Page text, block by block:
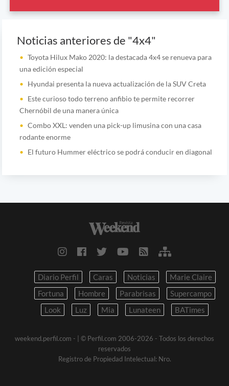
Noticias anteriores de "4x4"
Toyota Hilux Mako 2020: la destacada 4x4 se renueva para
una edición especial
Hyundai presenta la nueva actualización de la SUV Creta
Este curioso todo terreno anfibio te permite recorrer
Chernóbil de una manera única
Combo XXL: venden una pick-up limusina con una casa
rodante enorme
El futuro Hummer eléctrico se podrá conducir en diagonal
Diario Perfil Caras Noticias
Marie Claire
Fortuna
Hombre Parabrisas
Supercampo
Look
Luz Mia Lunateen BATimes
weekend.perfil.com -
| © Perfil.com 2006-2026 - Todos los derechos
reservados
Registro de Propiedad Intelectual: Nro.